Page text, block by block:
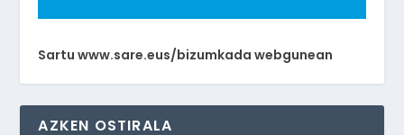
Sartu www.sare.eus/bizumkada webgunean
AZKEN OSTIRALA